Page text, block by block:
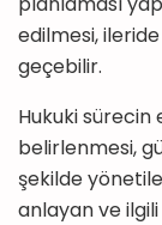
edilmesi,
geçebilir.
Hukuki
belirlenmesi,
şekilde
anlayan ve